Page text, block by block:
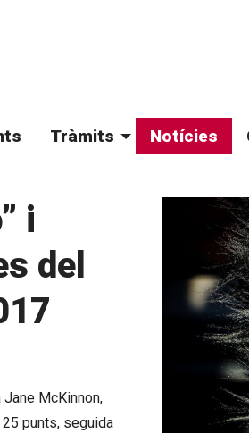
Tràmits Notícies
i
del
McKinnon,
25 punts, seguida